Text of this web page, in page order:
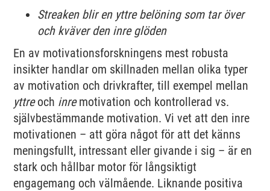
Streaken blir en yttre belöning som tar över
och kväver den inre glöden
En av motivationsforskningens mest robusta
insikter handlar om skillnaden mellan olika typer
av motivation och drivkrafter, till exempel mellan
yttreoch inremotivation och kontrollerad vs.
självbestämmande motivation. Vi vet att den inre
motivationen – att göra något för att det känns
meningsfullt, intressant eller givande i sig – är en
stark och hållbar motor för långsiktigt
engagemang och välmående. Liknande positiva